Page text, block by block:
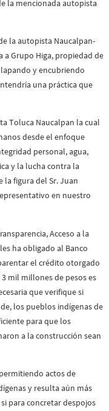
la mencionada autopista
la autopista Naucalpan-
a Grupo Higa, propiedad de
y encubriendo
una práctica que
Toluca Naucalpan la cual
desde el enfoque
personal, agua,
y la lucha contra la
figura del Sr. Juan
en nuestro
Acceso a la
ha obligado al Banco
el crédito otorgado
mil millones de pesos es
que verifique si
los pueblos indígenas de
para que los
a la construcción sean
actos de
y resulta aún más
para concretar despojos